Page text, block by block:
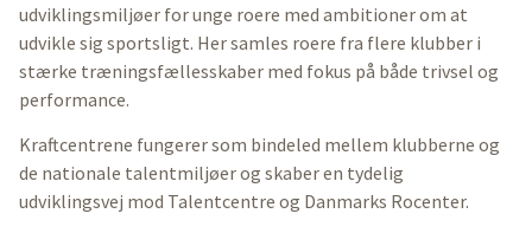
udviklingsmiljøer for unge roere med ambitioner om at
udvikle sig sportsligt. Her samles roere fra flere klubber i
stærke træningsfællesskaber med fokus på både trivsel og
performance.
Kraftcentrene fungerer som bindeled mellem klubberne og
de nationale talentmiljøer og skaber en tydelig
udviklingsvej mod Talentcentre og Danmarks Rocenter.